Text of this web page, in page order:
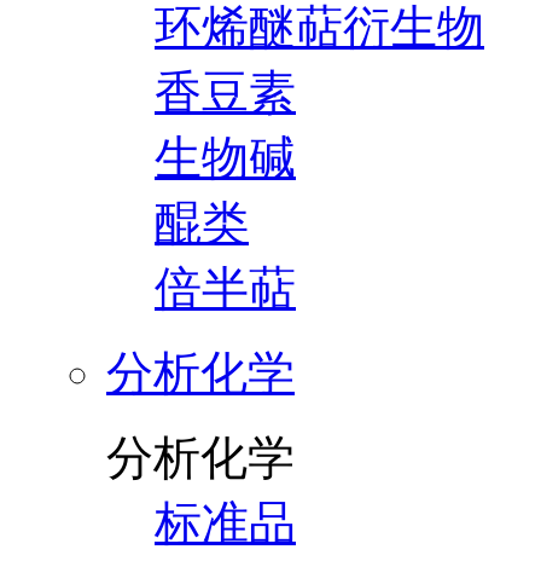
环烯醚萜衍生物
香豆素
生物碱
醌类
倍半萜
分析化学
分析化学
标准品